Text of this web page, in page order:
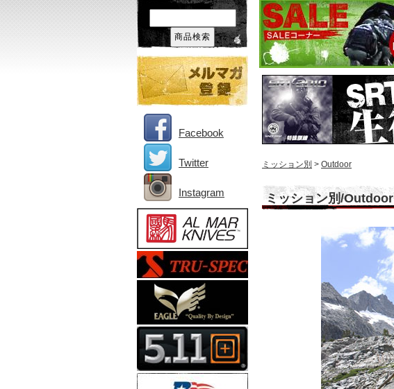
ミッション別 > Outdoor
ミッション別/Outdoor
Facebook
Twitter
Instagram